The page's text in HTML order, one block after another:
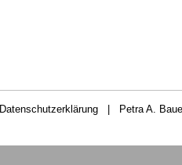
Datenschutzerklärung Petra A.